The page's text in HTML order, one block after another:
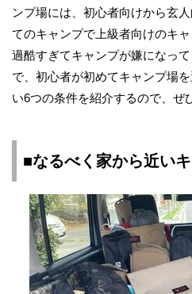
ンプ場には、初心者向けから玄
てのキャンプで上級者向けのキ
過酷すぎてキャンプが嫌になっ
で、初心者が初めてキャンプ場
い6つの条件を紹介するので、ぜ
■なるべく家から近い